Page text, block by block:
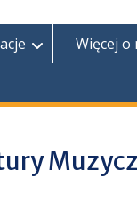
Więcej o